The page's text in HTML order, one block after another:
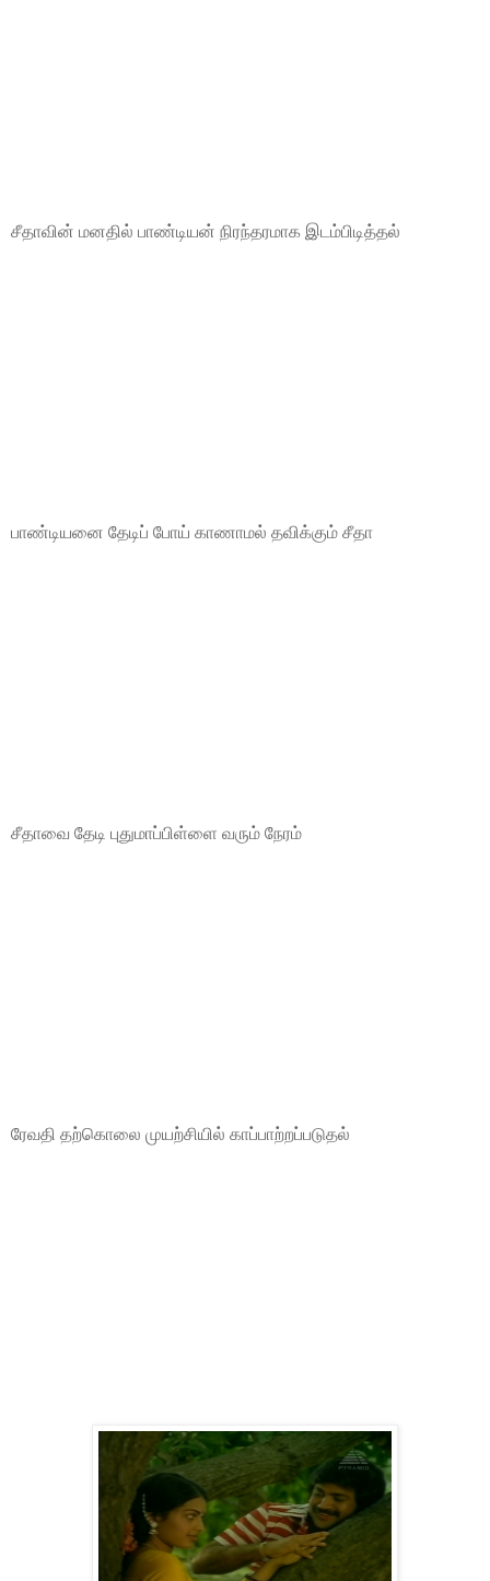
சீதாவின் மனதில் பாண்டியன் நிரந்தரமாக இடம்பிடித்தல்
பாண்டியனை தேடிப் போய் காணாமல் தவிக்கும் சீதா
சீதாவை தேடி புதுமாப்பிள்ளை வரும் நேரம்
ரேவதி தற்கொலை முயற்சியில் காப்பாற்றப்படுதல்